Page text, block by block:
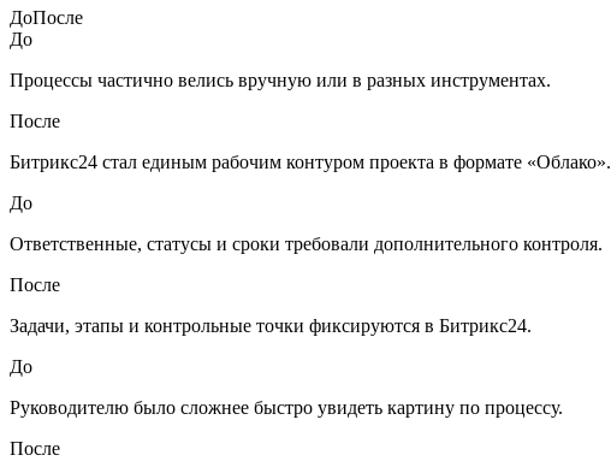
ДоПосле
До
Процессы частично велись вручную или в разных инструментах.
После
Битрикс24 стал единым рабочим контуром проекта в формате «Облако».
До
Ответственные, статусы и сроки требовали дополнительного контроля.
После
Задачи, этапы и контрольные точки фиксируются в Битрикс24.
До
Руководителю было сложнее быстро увидеть картину по процессу.
После